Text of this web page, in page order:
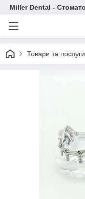
Miller Dental -
Товари та послуги